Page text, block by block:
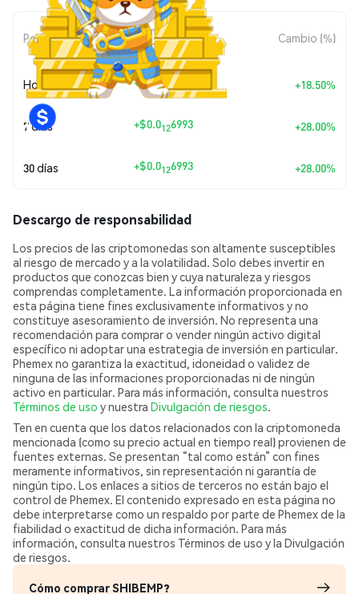
Periodo
Cambio de
Monto
Cambio (%)
Hoy +$0.0124991 +18.50%
7 días +$0.0126993 +28.00%
30 días +$0.0126993 +28.00%
Descargo de responsabilidad
Los precios de las criptomonedas son altamente susceptibles
al riesgo de mercado y a la volatilidad. Solo debes invertir en
productos que conozcas bien y cuya naturaleza y riesgos
comprendas completamente. La información proporcionada en
esta página tiene fines exclusivamente informativos y no
constituye asesoramiento de inversión. No representa una
recomendación para comprar o vender ningún activo digital
específico ni adoptar una estrategia de inversión en particular.
Phemex no garantiza la exactitud, idoneidad o validez de
ninguna de las informaciones proporcionadas ni de ningún
activo en particular. Para más información, consulta nuestros
Términos de uso y nuestra Divulgación de riesgos
Ten en cuenta que los datos relacionados con la criptomoneda
mencionada (como su precio actual en tiempo real) provienen de
fuentes externas. Se presentan “tal como están” con fines
meramente informativos, sin representación ni garantía de
ningún tipo. Los enlaces a sitios de terceros no están bajo el
control de Phemex. El contenido expresado en esta página no
debe interpretarse como un respaldo por parte de Phemex de la
fiabilidad o exactitud de dicha información. Para más
información, consulta nuestros Términos de uso y la Divulgación
de riesgos.
Cómo comprar SHIBEMP?